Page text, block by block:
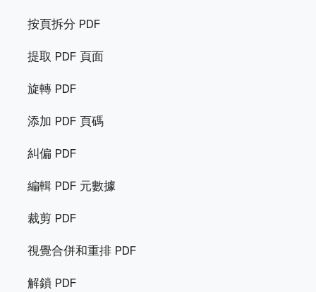
按頁拆分 PDF
提取 PDF 頁面
旋轉 PDF
添加 PDF 頁碼
糾偏 PDF
編輯 PDF 元數據
裁剪 PDF
視覺合併和重排 PDF
解鎖 PDF